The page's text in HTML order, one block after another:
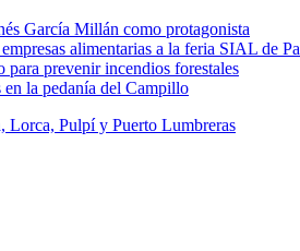
García Millán como protagonista
alimentarias a la feria SIAL de
prevenir incendios forestales
la pedanía del Campillo
Lorca, Pulpí y Puerto Lumbreras